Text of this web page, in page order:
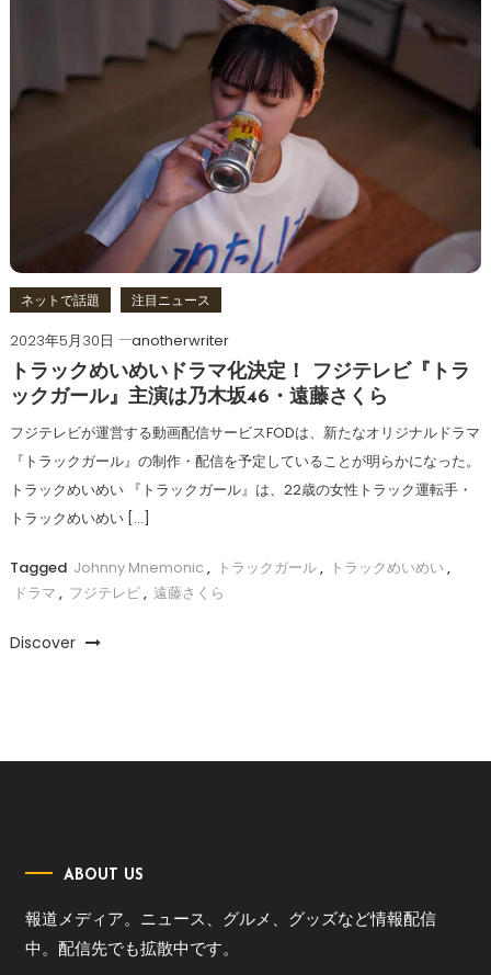
ネットで話題 注目ニュース
2023年5月30日
anotherwriter
トラックめいめいドラマ化決定！ フジテレビ『トラ
ックガール』主演は乃木坂46・遠藤さくら
フジテレビが運営する動画配信サービスFODは、新たなオリジナルドラマ
『トラックガール』の制作・配信を予定していることが明らかになった。
トラックめいめい 『トラックガール』は、22歳の女性トラック運転手・
トラックめいめい […]
Tagged Johnny Mnemonic , トラックガール, トラックめいめい ,
ドラマ , フジテレビ, 遠藤さくら
Discover
ABOUT US
報道メディア。ニュース、グルメ、グッズなど情報配信
中。配信先でも拡散中です。